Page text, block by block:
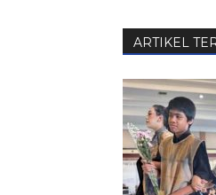
ARTIKEL